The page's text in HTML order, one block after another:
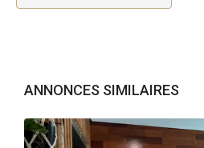
ANNONCES SIMILAIRES